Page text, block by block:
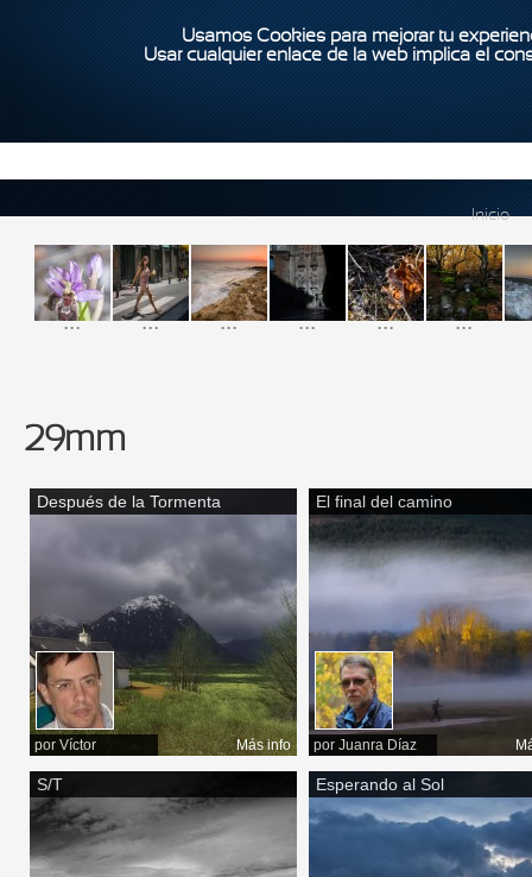
Usamos Cookies para mejorar tu
Usar cualquier enlace de la web implica el
Inicio
... ... ... ... ... ...
29mm
Después de la Tormenta
por Víctor Más info
El final del camino
por Juanra Díaz
S/T Esperando al Sol